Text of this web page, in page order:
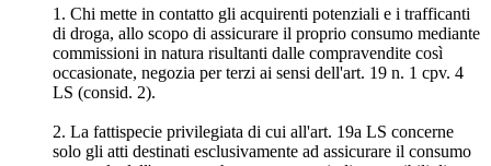
1. Chi mette in contatto gli acquirenti potenziali e i trafficanti
di droga, allo scopo di assicurare il proprio consumo mediante
commissioni in natura risultanti dalle compravendite così
occasionate, negozia per terzi ai sensi dell'art. 19 n. 1 cpv. 4
LS (consid. 2).
2. La fattispecie privilegiata di cui all'art. 19a LS concerne
solo gli atti destinati esclusivamente ad assicurare il consumo